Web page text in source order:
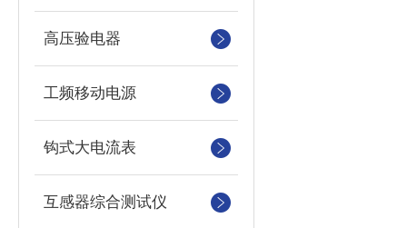
高压验电器
工频移动电源
钩式大电流表
互感器综合测试仪